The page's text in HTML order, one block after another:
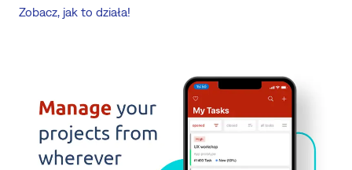
Zobacz, jak to działa!